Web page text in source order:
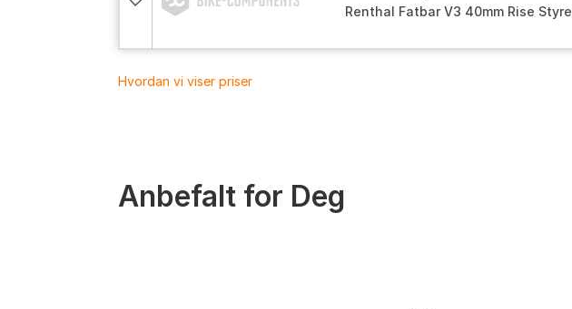
Renthal Fatbar V3 40mm Rise Styre
Hvordan vi viser priser
Anbefalt for Deg